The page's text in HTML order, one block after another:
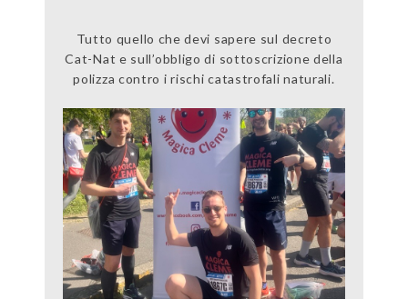
Tutto quello che devi sapere sul decreto
Cat-Nat e sull’obbligo di sottoscrizione della
polizza contro i rischi catastrofali naturali.